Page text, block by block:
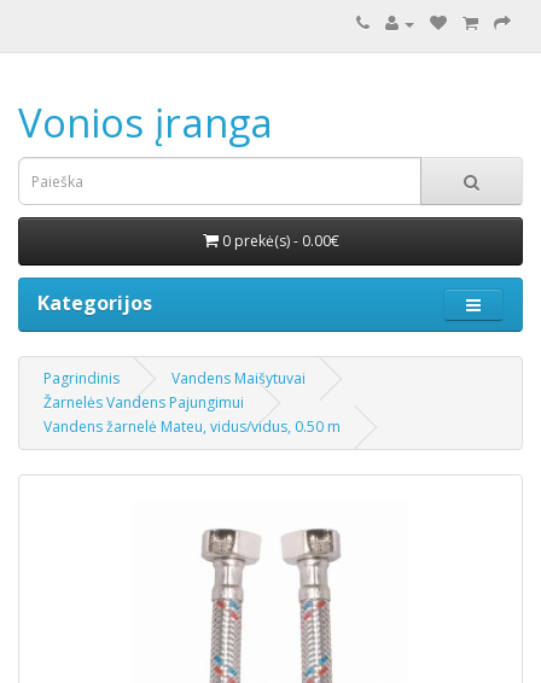
Vonios įranga
0 prekė(s) - 0.00€
Kategorijos
Pagrindinis
Vandens Maišytuvai
Žarnelės Vandens Pajungimui
Vandens žarnelė Mateu, vidus/vidus, 0.50 m